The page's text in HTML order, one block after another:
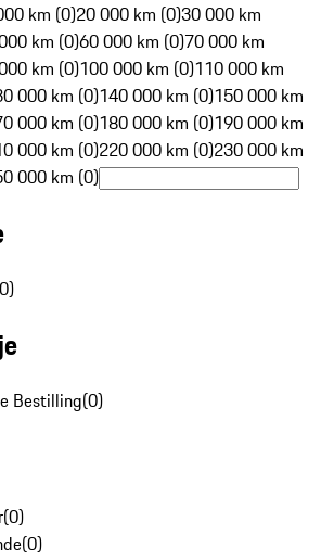
km (0)20 000 km (0)30 000 km
km (0)60 000 km (0)70 000 km
km (0)100 000 km (0)110 000 km
000 km (0)140 000 km (0)150 000 km
000 km (0)180 000 km (0)190 000 km
000 km (0)220 000 km (0)230 000 km
000 km (0)
Bestilling(0)
(0)
(0)